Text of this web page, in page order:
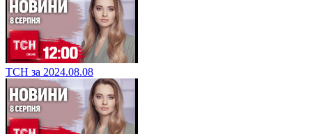
ТСН за 2024.08.08